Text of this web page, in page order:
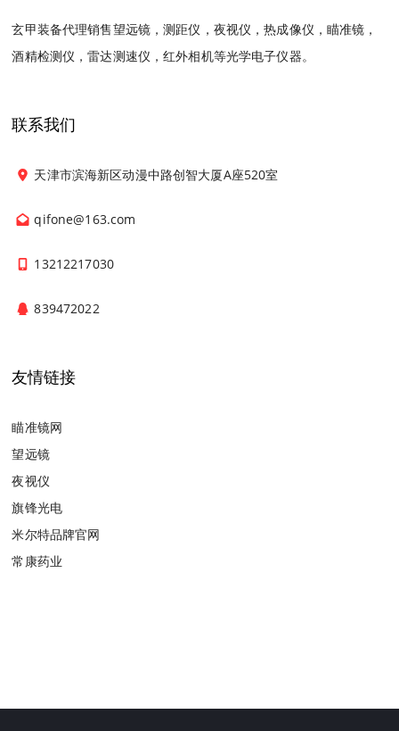
玄甲装备代理销售望远镜，测距仪，夜视仪，热成像仪，瞄准镜，
酒精检测仪，雷达测速仪，红外相机等光学电子仪器。
联系我们
天津市滨海新区动漫中路创智大厦A座520室
qifone@163.com
13212217030
839472022
友情链接
瞄准镜网
望远镜
夜视仪
旗锋光电
米尔特品牌官网
常康药业